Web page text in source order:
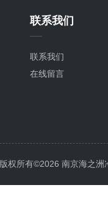
联系我们
联系我们
在线留言
版权所有©2026 南京海之